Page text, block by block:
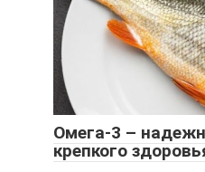
Омега-3 –
крепкого